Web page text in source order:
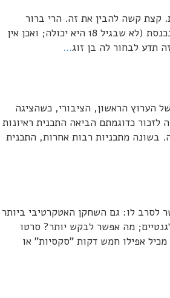
17 תוכלנה להיות מושאות. קצת קשה להבין את זה. הרי ברור
שנערה בת 17 אינה יכולה באמת להבין את משמעות ההסדר אליו היא נכנסת (לא שבגיל 18 היא יכולה; ואכן אין
…
הערוץ הראשון, הציבורי, כשהציגה
לזכור כדוגמתם הביאה התכנית ראיונות
בשונה מתכניות רבות אחרות, התכנית
לסרב לו: גם השחקן האטקרטיבי ביותר
מה אפשר לבקש יותר? סרטו
אפילו חמש דקות "סקסיות" או